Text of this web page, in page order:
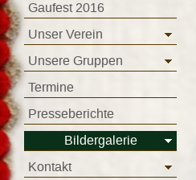
Gaufest 2016
Unser Verein
Unsere Gruppen
Termine
Presseberichte
Bildergalerie
Kontakt